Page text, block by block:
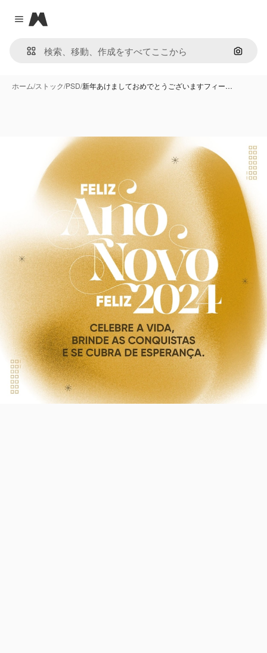
Close menu
Magnific
画像で
ホーム/ストック/PSD/新年あけましておめでとうございますフィー…